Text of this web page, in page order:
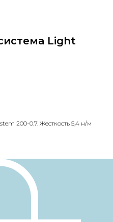
Light
200-0.7. Жесткость 5,4 н/м